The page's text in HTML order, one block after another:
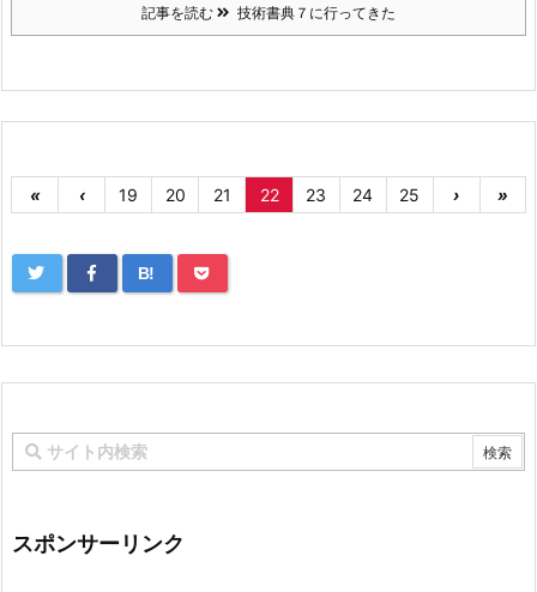
記事を読む 技術書典７に行ってきた
« ‹ 19 20 21 22 23 24 25 › »
B!
スポンサーリンク